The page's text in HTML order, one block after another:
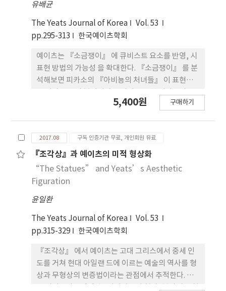
유배균
The Yeats Journal of Korea
Vol. 53
pp.295-313
한국예이츠학회
예이츠는 『소금쟁이』 에 큐비스트 요소를 반영, 시
표현 방법의 가능성 을 확대한다. 『소금쟁이』 를 분
석해보면 피카소의 『아비뇽의 처녀들』 이 표현하
델을 이등분 삼등분으로 분해시킨 후 재 구성하여 그
화를 겪으면서 발생한 단편화 현상과 연관이 있다.
『소금쟁이』 는 지난날의 자신의 모습을 분해하여
삼등분하여 재구성하여 표현하고 있는데 이는 지난
날 민족주의자로서, 시인으로서, 또 정치가로서의 삶
까지 시인의 상상력을 사로잡은 성에 대한 탐닉과 죽
음 에 대한 고뇌가 배어 있다. 이러한 그의 기억들이
이 시안에서 선, 면, 원, 그리고 도 형을 닮은 큐비스트
의 언어로 꿈틀대고 있는 것이다.
5,400원 구매하기
2017.08 구독 인증기관 무료, 개인회원 유료
『조각상』과 예이츠의 미적 형상화
“The Statues” and Yeats’s Aesthetic
Figuration
윤일환
The Yeats Journal of Korea
Vol. 53
pp.315-329
한국예이츠학회
『조각상』 에서 예이츠는 고대 그리스에서 중세 인
도를 거쳐 현대 아일랜 드에 이르는 예술의 역사를 형
상과 무형상의 변증법이라는 관점에서 추적한다. 그